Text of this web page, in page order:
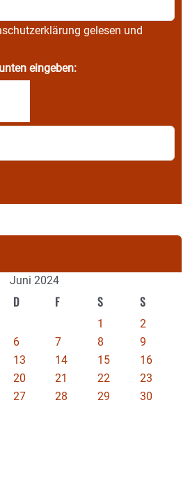
gelesen und
eingeben:
Juni 2024
D F S S
1
2
6 7 8
9
13 14 15
16
20 21 22
23
27 28 29
30